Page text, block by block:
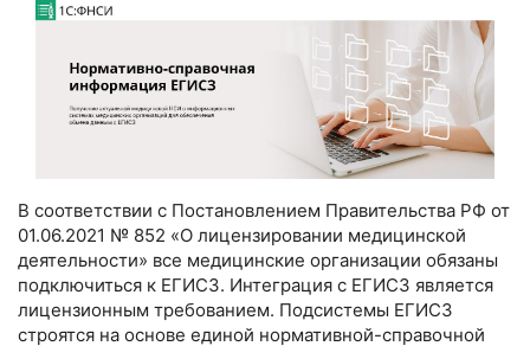
В соответствии с Постановлением Правительства РФ от
01.06.2021 № 852 «О лицензировании медицинской
деятельности» все медицинские организации обязаны
подключиться к ЕГИСЗ. Интеграция с ЕГИСЗ является
лицензионным требованием. Подсистемы ЕГИСЗ
строятся на основе единой нормативной-справочной